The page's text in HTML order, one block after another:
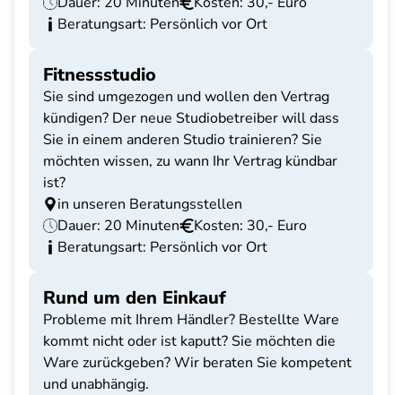
Beratungsart: Persönlich vor Ort
Fitnessstudio
Sie sind umgezogen und wollen den Vertrag
kündigen? Der neue Studiobetreiber will dass
Sie in einem anderen Studio trainieren? Sie
möchten wissen, zu wann Ihr Vertrag kündbar
ist?
in unseren Beratungsstellen
Dauer: 20 Minuten
Kosten: 30,- Euro
Beratungsart: Persönlich vor Ort
Rund um den Einkauf
Probleme mit Ihrem Händler? Bestellte Ware
kommt nicht oder ist kaputt? Sie möchten die
Ware zurückgeben? Wir beraten Sie kompetent
und unabhängig.